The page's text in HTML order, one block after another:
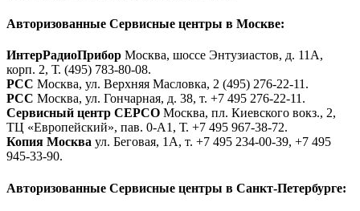
Авторизованные Сервисные центры в Москве:
ИнтерРадиоПрибор Москва, шоссе Энтузиастов, д. 11А,
корп. 2, Т. (495) 783-80-08.
РСС Москва, ул. Верхняя Масловка, 2 (495) 276-22-11.
РСС Москва, ул. Гончарная, д. 38, т. +7 495 276-22-11.
Сервисный центр СЕРСО Москва, пл. Киевского вокз., 2,
ТЦ «Европейский», пав. 0-А1, Т. +7 495 967-38-72.
Копия Москва ул. Беговая, 1А, т. +7 495 234-00-39, +7 495
945-33-90.
Авторизованные Сервисные центры в Санкт-Петербурге: